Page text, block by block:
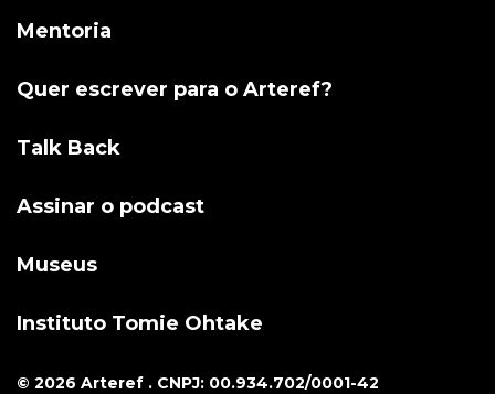
Mentoria
Quer escrever para o Arteref?
Talk Back
Assinar o podcast
Museus
Instituto Tomie Ohtake
© 2026 Arteref . CNPJ: 00.934.702/0001-42